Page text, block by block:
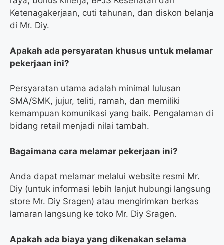
Ketenagakerjaan, cuti tahunan, dan diskon belanja
di Mr. Diy.
Apakah ada persyaratan khusus untuk melamar
pekerjaan ini?
Persyaratan utama adalah minimal lulusan
SMA/SMK, jujur, teliti, ramah, dan memiliki
kemampuan komunikasi yang baik. Pengalaman di
bidang retail menjadi nilai tambah.
Bagaimana cara melamar pekerjaan ini?
Anda dapat melamar melalui website resmi Mr.
Diy (untuk informasi lebih lanjut hubungi langsung
store Mr. Diy Sragen) atau mengirimkan berkas
lamaran langsung ke toko Mr. Diy Sragen.
Apakah ada biaya yang dikenakan selama